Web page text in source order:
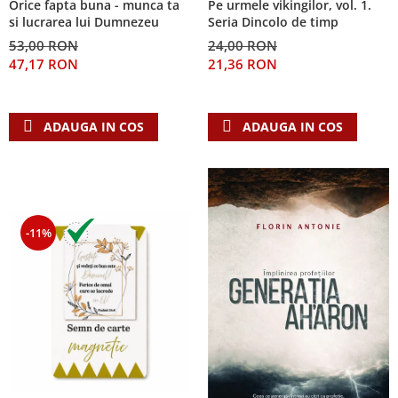
Despre afaceri
Dezvoltare personala
Leadership
Mediu
Orice fapta buna - munca ta
si lucrarea lui Dumnezeu
53,00 RON
47,17 RON
ADAUGA IN COS
Pe urmele vikingilor, vol. 1.
Seria Dincolo de timp
24,00 RON
21,36 RON
ADAUGA IN COS
-11%